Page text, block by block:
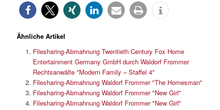
Ähnliche Artikel
Filesharing-Abmahnung Twentieth Century Fox Home
Entertainment Germany GmbH durch Waldorf Frommer
Rechtsanwälte "Modern Family – Staffel 4"
Filesharing-Abmahnung Waldorf Frommer "The Homesman"
Filesharing-Abmahnung Waldorf Frommer "New Girl"
Filesharing-Abmahnung Waldorf Frommer "New Girl"